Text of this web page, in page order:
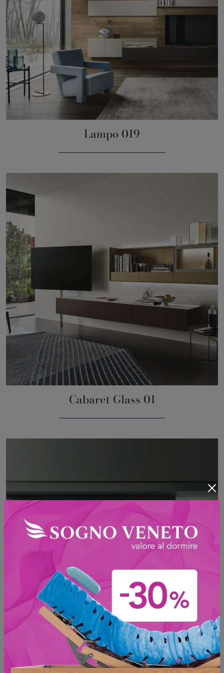
Lampo 019
Cabaret Glass 01
Modo M6C66